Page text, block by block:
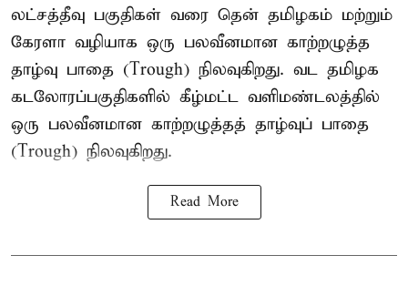
லட்சத்தீவு பகுதிகள் வரை தென் தமிழகம் மற்றும்
கேரளா வழியாக ஒரு பலவீனமான காற்றழுத்த
தாழ்வு பாதை (Trough) நிலவுகிறது. வட தமிழக
கடலோரப்பகுதிகளில் கீழ்மட்ட வளிமண்டலத்தில்
ஒரு பலவீனமான காற்றழுத்தத் தாழ்வுப் பாதை
(Trough) நிலவுகிறது.
Read More